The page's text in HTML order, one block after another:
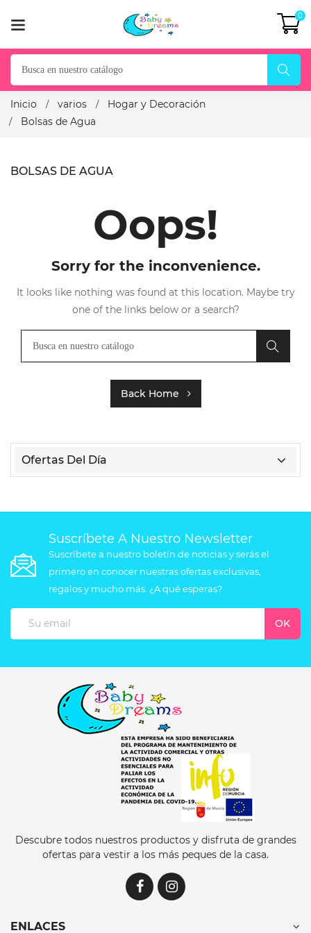
0
Inicio varios
Hogar y Decoración
Bolsas de Agua
BOLSAS DE AGUA
Oops!
Sorry for the inconvenience.
It looks like nothing was found at this location. Maybe try
one of the links below or a search?
Back Home
Ofertas Del Día
Suscríbete A Nuestro Newsletter
Suscríbete a nuestro boletín de noticias y serás el
primero en conocer nuestras ofertas exclusivas,
regalos y mucho más. ¿A qué esperas?
Descubre todos nuestros productos y disfruta de grandes
ofertas para vestir a los más peques de la casa.
ENLACES